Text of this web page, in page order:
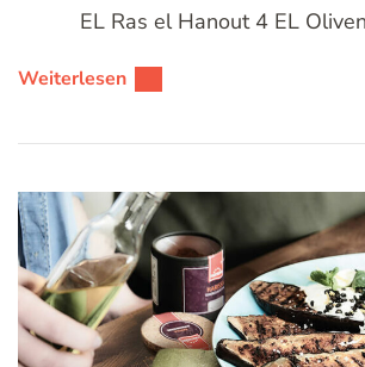
EL Ras el Hanout 4 EL
Weiterlesen